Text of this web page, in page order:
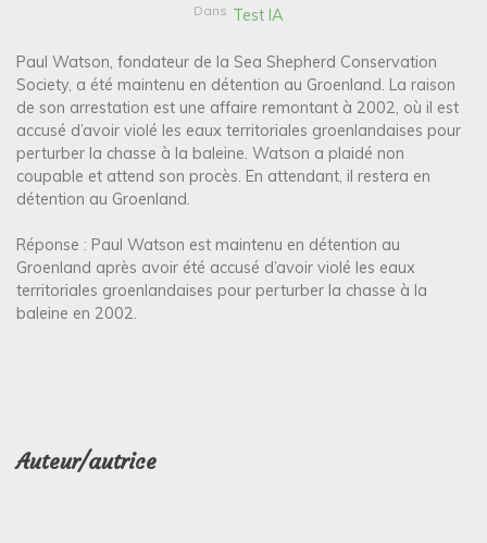
Dans Test IA
Paul Watson, fondateur de la Sea Shepherd Conservation
Society, a été maintenu en détention au Groenland. La raison
de son arrestation est une affaire remontant à 2002, où il est
accusé d’avoir violé les eaux territoriales groenlandaises pour
perturber la chasse à la baleine. Watson a plaidé non
coupable et attend son procès. En attendant, il restera en
détention au Groenland.
Réponse : Paul Watson est maintenu en détention au
Groenland après avoir été accusé d’avoir violé les eaux
territoriales groenlandaises pour perturber la chasse à la
baleine en 2002.
Auteur/autrice